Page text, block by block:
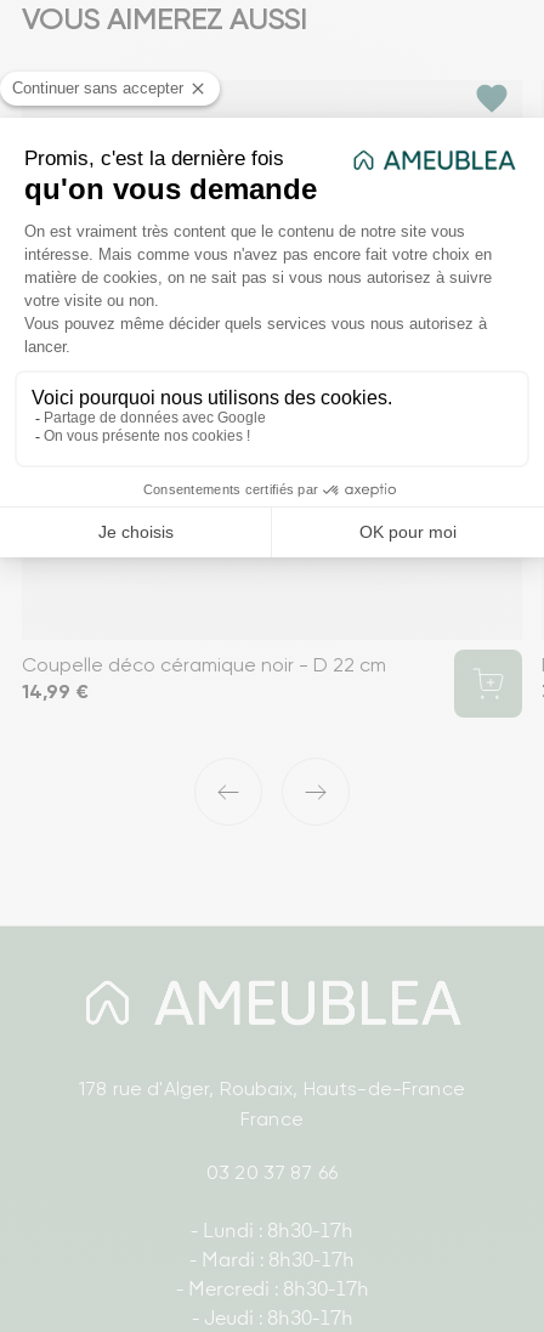
VOUS AIMEREZ AUSSI
favorite
Coupelle déco céramique noir - D 22 cm
Prix
14,99 €
‹ ›
178 rue d'Alger, Roubaix, Hauts-de-France
France
03 20 37 87 66
- Lundi : 8h30-17h
- Mardi : 8h30-17h
- Mercredi : 8h30-17h
- Jeudi : 8h30-17h